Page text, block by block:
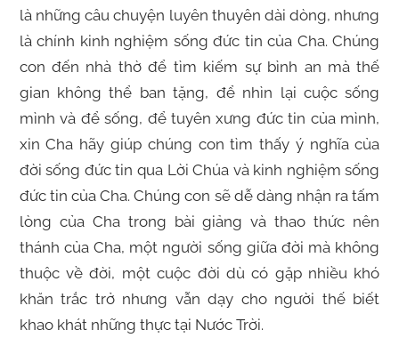
là những câu chuyện luyên thuyên dài dòng, nhưng
là chính kinh nghiệm sống đức tin của Cha. Chúng
con đến nhà thờ để tìm kiếm sự bình an mà thế
gian không thể ban tặng, để nhìn lại cuộc sống
mình và để sống, để tuyên xưng đức tin của mình,
xin Cha hãy giúp chúng con tìm thấy ý nghĩa của
đời sống đức tin qua Lời Chúa và kinh nghiệm sống
đức tin của Cha. Chúng con sẽ dễ dàng nhận ra tấm
lòng của Cha trong bài giảng và thao thức nên
thánh của Cha, một người sống giữa đời mà không
thuộc về đời, một cuộc đời dù có gặp nhiều khó
khăn trắc trở nhưng vẫn dạy cho người thế biết
khao khát những thực tại Nước Trời.